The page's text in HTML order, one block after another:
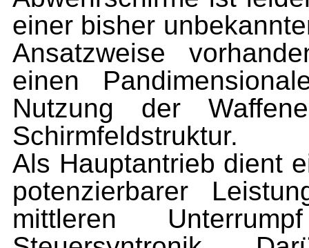
einer bisher
Ansatzweise
einen
Nutzung der
Schirmfeld­struktur.
Als Hauptantrieb dient
potenzierbarer
mittleren